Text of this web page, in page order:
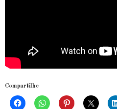
Compartilhe